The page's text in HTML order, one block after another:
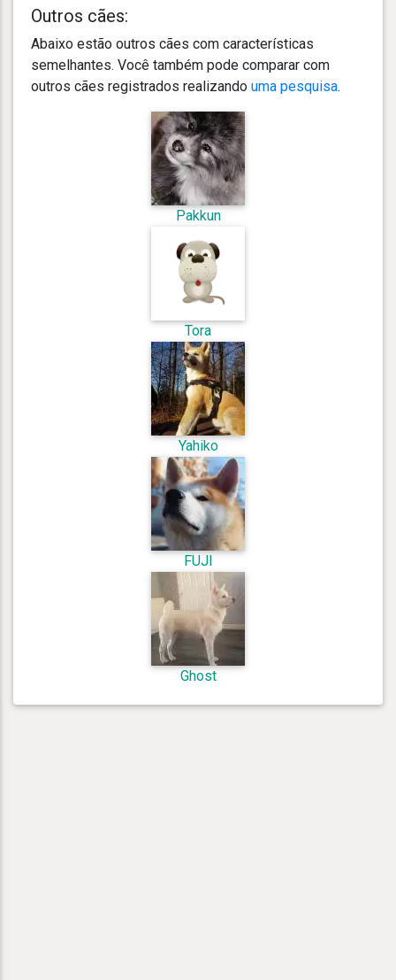
Outros cães:
Abaixo estão outros cães com características
semelhantes. Você também pode comparar com
outros cães registrados realizando uma pesquisa.
Pakkun
Tora
Yahiko
FUJI
Ghost